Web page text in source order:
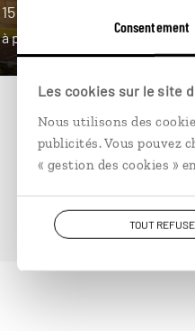
Consentement
Les cookies sur le site
Nous utilisons des
publicités. Vous pouvez
« gestion des cookies »
TOUT
15 jours / 13 nuits
à partir de 3400€